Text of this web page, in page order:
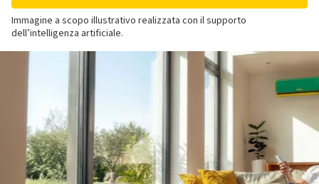
Immagine a scopo illustrativo realizzata con il supporto
dell’intelligenza artificiale.